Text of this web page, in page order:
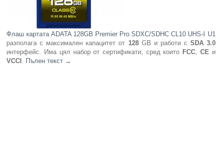
Флаш картата ADATA 128GB Premier Pro SDXC/SDHC CL10 UHS-I U1
разполага с максимален капацитет от 128GB и работи с SDA 3.0
интерфейс. Има цял набор от сертификати, сред които FCC, CE и
VCCI . Пълен текст →